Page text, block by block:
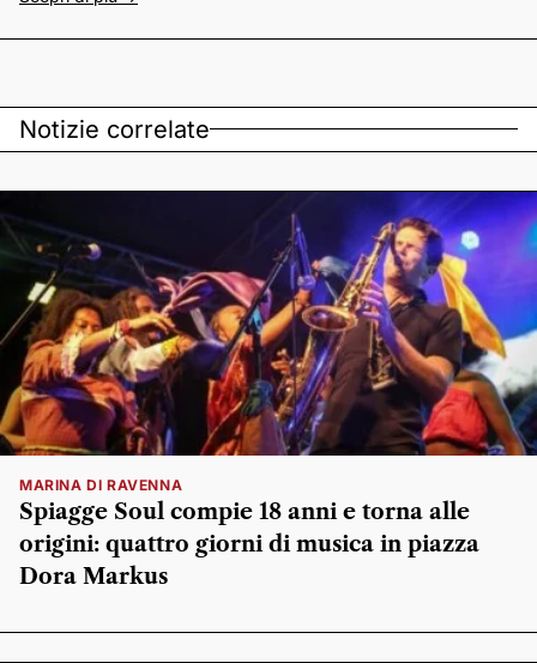
Notizie correlate
MARINA DI RAVENNA
Spiagge Soul compie 18 anni e torna alle
origini: quattro giorni di musica in piazza
Dora Markus